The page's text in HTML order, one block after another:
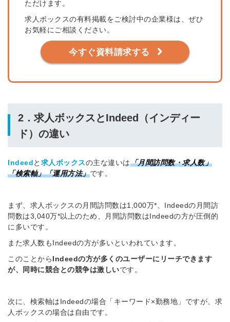
ただけます。
求人ボックスの有料掲載をご検討中の企業様は、ぜひ
お気軽にご相談ください。
今すぐ資料請求する
2．求人ボックスとIndeed（インディー
ド）の違い
Indeedと 求人ボックスの主な違いは「月間訪問数・求人数」
「検索軸」「運用方法」です。
まず、 求人ボックスの月間訪問数は1,000万*、Indeedの月間訪
問数は3,040万*以上のため、月間訪問数はIndeedの方が圧倒的
に多いです。
また求人数もIndeedの方が多いといわれています。
このことからIndeedの方が多くのユーザーにリーチできます
が、同時に競合との競争は激しいです。
次に、検索軸はIndeedの場合「キーワード×勤務地」ですが、求
人ボックスの場合は自由です。